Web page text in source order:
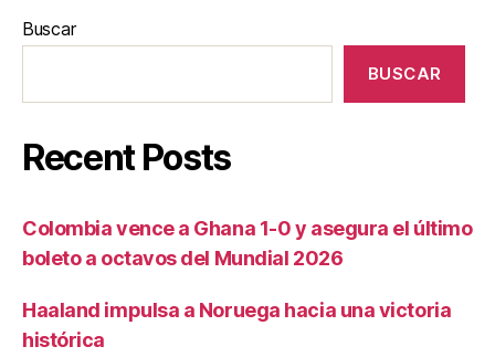
Buscar
BUSCAR
Recent Posts
Colombia vence a Ghana 1-0 y asegura el último
boleto a octavos del Mundial 2026
Haaland impulsa a Noruega hacia una victoria
histórica